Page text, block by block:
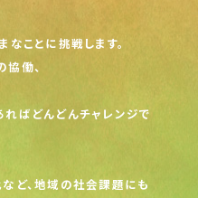
なことに挑戦します。
働、
ばどんどんチャレンジで
ど、地域の社会課題にも